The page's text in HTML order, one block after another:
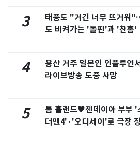
3
태풍도 "거긴 너무 뜨거워
도 비켜가는 '돌핀'과 '찬홈'
4
용산 거주 일본인 인플루언
라이브방송 도중 사망
5
톰 홀랜드♥젠데이아 부부 '
더맨4'·'오디세이'로 극장